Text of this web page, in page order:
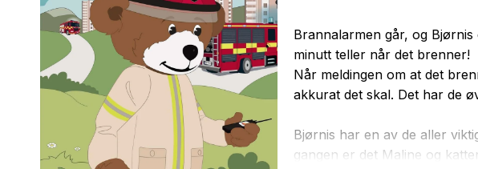
The Housemaid
Brannalarmen går, og
minutt teller når det brenner!
Når meldingen om at det
akkurat det skal. Det har de
Bjørnis har en av de aller
gangen er det Maline og